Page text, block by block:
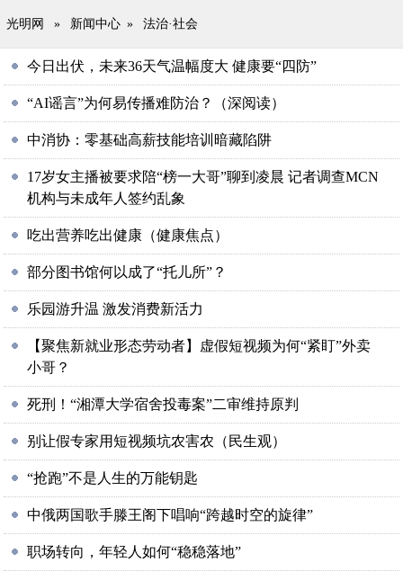
光明网 » 新闻中心 » 法治·社会
今日出伏，未来36天气温幅度大 健康要“四防”
“AI谣言”为何易传播难防治？（深阅读）
中消协：零基础高薪技能培训暗藏陷阱
17岁女主播被要求陪“榜一大哥”聊到凌晨 记者调查MCN
机构与未成年人签约乱象
吃出营养吃出健康（健康焦点）
部分图书馆何以成了“托儿所”？
乐园游升温 激发消费新活力
【聚焦新就业形态劳动者】虚假短视频为何“紧盯”外卖
小哥？
死刑！“湘潭大学宿舍投毒案”二审维持原判
别让假专家用短视频坑农害农（民生观）
“抢跑”不是人生的万能钥匙
中俄两国歌手滕王阁下唱响“跨越时空的旋律”
职场转向，年轻人如何“稳稳落地”